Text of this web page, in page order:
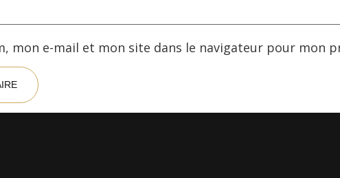
mon e-mail et mon site dans le navigateur pour mon